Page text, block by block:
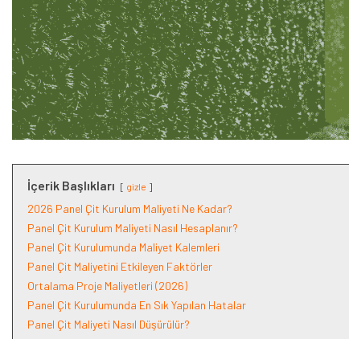
İçerik Başlıkları gizle
2026 Panel Çit Kurulum Maliyeti Ne Kadar?
Panel Çit Kurulum Maliyeti Nasıl Hesaplanır?
Panel Çit Kurulumunda Maliyet Kalemleri
Panel Çit Maliyetini Etkileyen Faktörler
Ortalama Proje Maliyetleri (2026)
Panel Çit Kurulumunda En Sık Yapılan Hatalar
Panel Çit Maliyeti Nasıl Düşürülür?